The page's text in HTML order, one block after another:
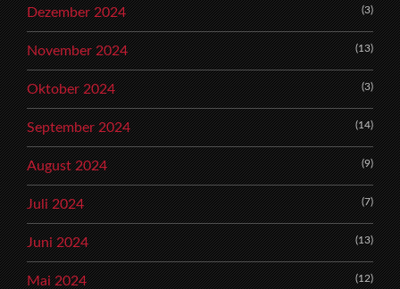
Dezember 2024 (3)
November 2024 (13)
Oktober 2024 (3)
September 2024 (14)
August 2024 (9)
Juli 2024 (7)
Juni 2024 (13)
Mai 2024 (12)